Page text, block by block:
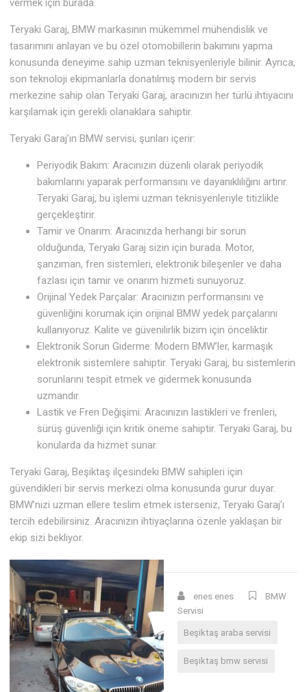
vermek için burada.
Teryaki Garaj, BMW markasının mükemmel mühendislik ve
tasarımını anlayan ve bu özel otomobillerin bakımını yapma
konusunda deneyime sahip uzman teknisyenleriyle bilinir. Ayrıca,
son teknoloji ekipmanlarla donatılmış modern bir servis
merkezine sahip olan Teryaki Garaj, aracınızın her türlü ihtiyacını
karşılamak için gerekli olanaklara sahiptir.
Teryaki Garaj’ın BMW servisi, şunları içerir:
Periyodik Bakım: Aracınızın düzenli olarak periyodik
bakımlarını yaparak performansını ve dayanıklılığını artırır.
Teryaki Garaj, bu işlemi uzman teknisyenleriyle titizlikle
gerçekleştirir.
Tamir ve Onarım: Aracınızda herhangi bir sorun
olduğunda, Teryaki Garaj sizin için burada. Motor,
şanzıman, fren sistemleri, elektronik bileşenler ve daha
fazlası için tamir ve onarım hizmeti sunuyoruz.
Orijinal Yedek Parçalar: Aracınızın performansını ve
güvenliğini korumak için orijinal BMW yedek parçalarını
kullanıyoruz. Kalite ve güvenilirlik bizim için önceliktir.
Elektronik Sorun Giderme: Modern BMW’ler, karmaşık
elektronik sistemlere sahiptir. Teryaki Garaj, bu sistemlerin
sorunlarını tespit etmek ve gidermek konusunda
uzmandır.
Lastik ve Fren Değişimi: Aracınızın lastikleri ve frenleri,
sürüş güvenliği için kritik öneme sahiptir. Teryaki Garaj, bu
konularda da hizmet sunar.
Teryaki Garaj, Beşiktaş ilçesindeki BMW sahipleri için
güvendikleri bir servis merkezi olma konusunda gurur duyar.
BMW’nizi uzman ellere teslim etmek isterseniz, Teryaki Garaj’ı
tercih edebilirsiniz. Aracınızın ihtiyaçlarına özenle yaklaşan bir
ekip sizi bekliyor.
enes enes
BMW
Servisi
Beşiktaş araba servisi
Beşiktaş bmw servisi